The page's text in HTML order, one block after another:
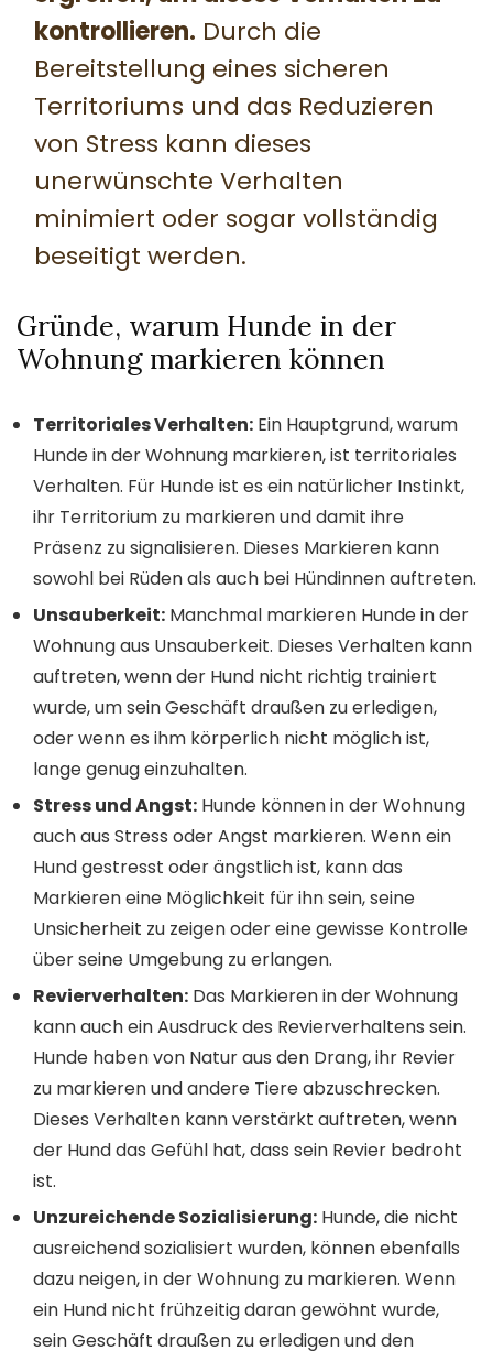
kontrollieren. Durch die
Bereitstellung eines sicheren
Territoriums und das Reduzieren
von Stress kann dieses
unerwünschte Verhalten
minimiert oder sogar vollständig
beseitigt werden.
Gründe, warum Hunde in der
Wohnung markieren können
Territoriales Verhalten: Ein Hauptgrund, warum
Hunde in der Wohnung markieren, ist territoriales
Verhalten. Für Hunde ist es ein natürlicher Instinkt,
ihr Territorium zu markieren und damit ihre
Präsenz zu signalisieren. Dieses Markieren kann
sowohl bei Rüden als auch bei Hündinnen auftreten.
Unsauberkeit: Manchmal markieren Hunde in der
Wohnung aus Unsauberkeit. Dieses Verhalten kann
auftreten, wenn der Hund nicht richtig trainiert
wurde, um sein Geschäft draußen zu erledigen,
oder wenn es ihm körperlich nicht möglich ist,
lange genug einzuhalten.
Stress und Angst: Hunde können in der Wohnung
auch aus Stress oder Angst markieren. Wenn ein
Hund gestresst oder ängstlich ist, kann das
Markieren eine Möglichkeit für ihn sein, seine
Unsicherheit zu zeigen oder eine gewisse Kontrolle
über seine Umgebung zu erlangen.
Revierverhalten: Das Markieren in der Wohnung
kann auch ein Ausdruck des Revierverhaltens sein.
Hunde haben von Natur aus den Drang, ihr Revier
zu markieren und andere Tiere abzuschrecken.
Dieses Verhalten kann verstärkt auftreten, wenn
der Hund das Gefühl hat, dass sein Revier bedroht
ist.
Unzureichende Sozialisierung: Hunde, die nicht
ausreichend sozialisiert wurden, können ebenfalls
dazu neigen, in der Wohnung zu markieren. Wenn
ein Hund nicht frühzeitig daran gewöhnt wurde,
sein Geschäft draußen zu erledigen und den